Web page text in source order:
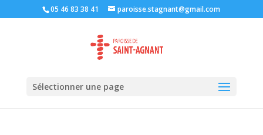
05 46 83 38 41 paroisse.stagnant@gmail.com
Sélectionner une page